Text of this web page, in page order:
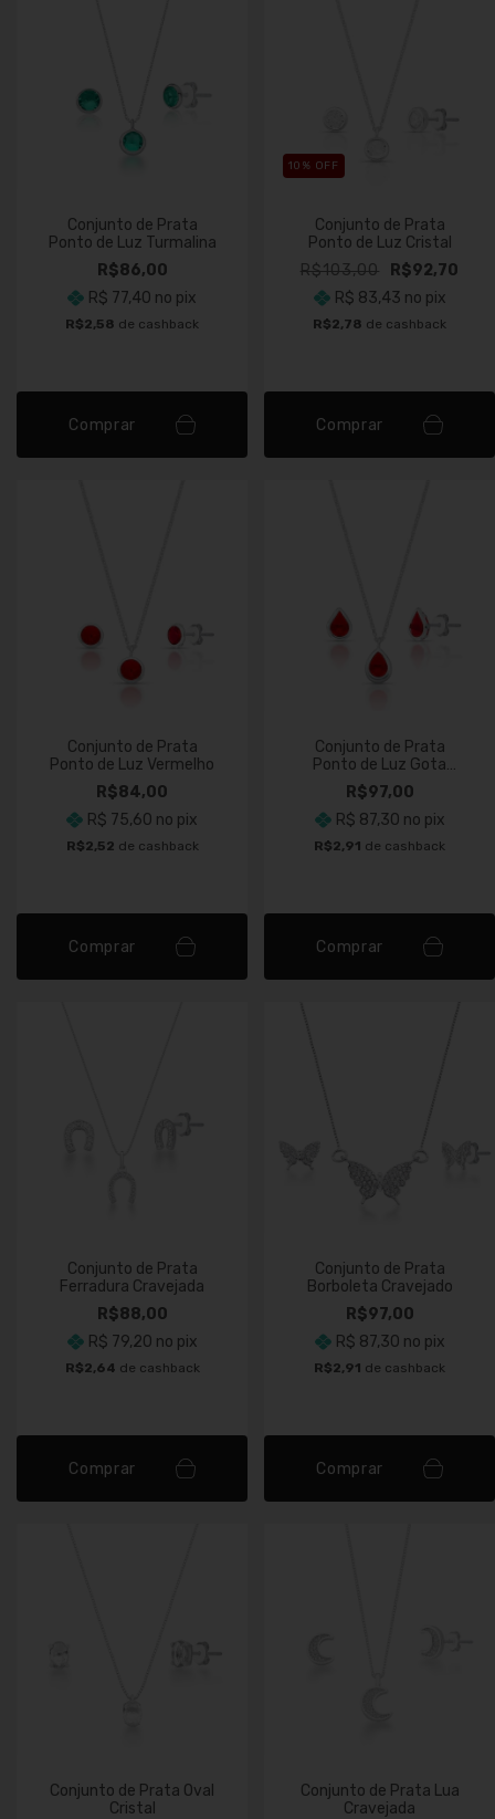
Conjunto de Prata
Ponto de Luz Turmalina
R$86,00
R$ 77,40 no pix
R$2,58 de cashback
Comprar
10 % OFF
Conjunto de Prata
Ponto de Luz Cristal
R$103,00
R$92,70
R$ 83,43 no pix
R$2,78 de cashback
Comprar
Conjunto de Prata
Ponto de Luz Vermelho
R$84,00
R$ 75,60 no pix
R$2,52 de cashback
Comprar
Conjunto de Prata
Ponto de Luz Gota
Vermelho
R$97,00
R$ 87,30 no pix
R$2,91 de cashback
Comprar
Conjunto de Prata
Ferradura Cravejada
R$88,00
R$ 79,20 no pix
R$2,64 de cashback
Comprar
Conjunto de Prata
Borboleta Cravejado
R$97,00
R$ 87,30 no pix
R$2,91 de cashback
Comprar
Conjunto de Prata Oval
Cristal
Conjunto de Prata Lua
Cravejada